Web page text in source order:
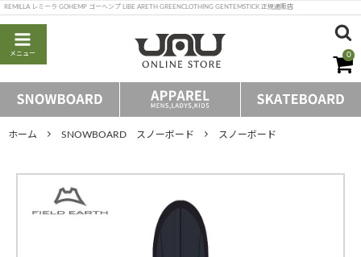
REMILLA レミーラ GOHEMP ゴーヘンプ LIBE ARETH GREENCLOTHING GENTEMSTICK 正規通販店
メニュー 0
ホーム SNOWBOARD スノーボード スノーボード